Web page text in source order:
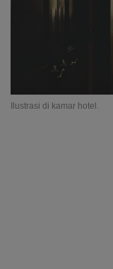
Ilustrasi di kamar hotel.